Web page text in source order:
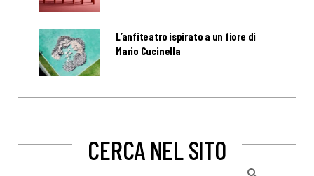
L’anfiteatro ispirato a un fiore di
Mario Cucinella
CERCA NEL SITO